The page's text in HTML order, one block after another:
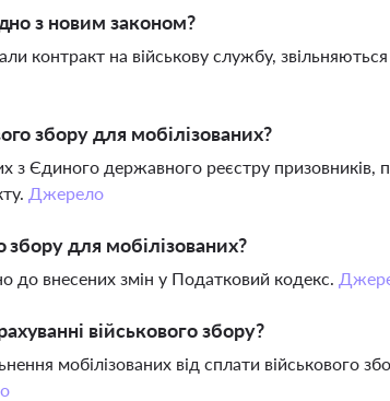
з новим законом?
контракт на військову службу,
збору для мобілізованих?
з Єдиного державного реєстру призовників,
Джерело
збору для мобілізованих?
до внесених змін у Податковий кодекс.
військового збору?
мобілізованих від сплати військового